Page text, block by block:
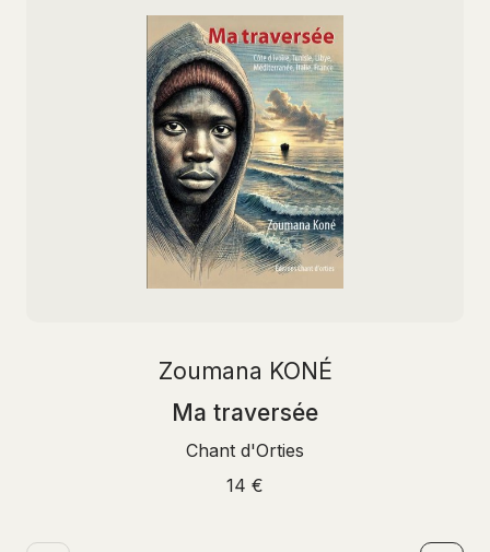
Zoumana KONÉ
Ma traversée
Chant d'Orties
14 €